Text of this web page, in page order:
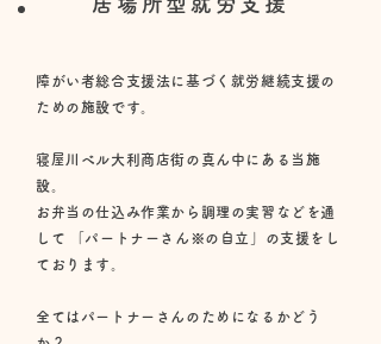
障がい者総合支援法に基づく就労継続支援の
ための施設です。
寝屋川ベル大利商店街の真ん中にある当施
設。
お弁当の仕込み作業から調理の実習などを通
して 「パートナーさん※の自立」の支援をし
ております。
全てはパートナーさんのためになるかどう